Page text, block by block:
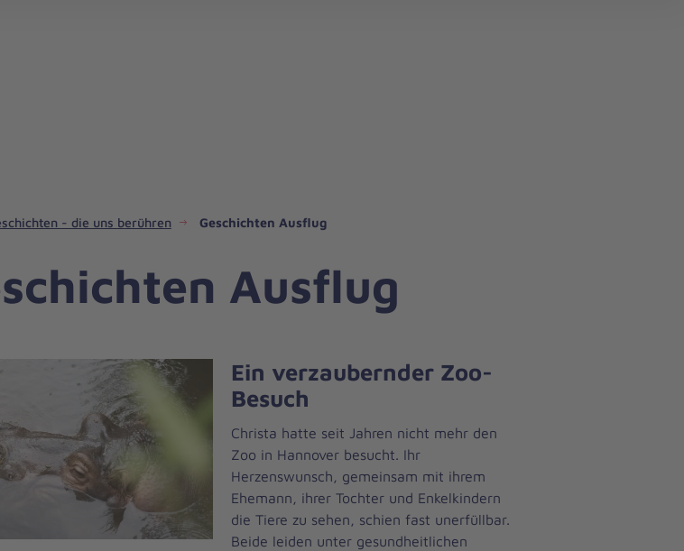
- die uns berühren Geschichten Ausflug
Ausflug
Ein verzaubernder Zoo-
Besuch
Christa hatte seit Jahren nicht mehr den
Zoo in Hannover besucht. Ihr
Herzenswunsch, gemeinsam mit ihrem
Ehemann, ihrer Tochter und Enkelkindern
die Tiere zu sehen, schien fast unerfüllbar.
Beide leiden unter gesundheitlichen